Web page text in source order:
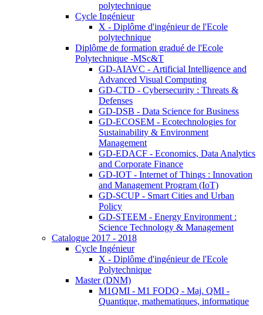
polytechnique
Cycle Ingénieur
X - Diplôme d'ingénieur de l'Ecole
polytechnique
Diplôme de formation gradué de l'Ecole
Polytechnique -MSc&T
GD-AIAVC - Artificial Intelligence and
Advanced Visual Computing
GD-CTD - Cybersecurity : Threats &
Defenses
GD-DSB - Data Science for Business
GD-ECOSEM - Ecotechnologies for
Sustainability & Environment
Management
GD-EDACF - Economics, Data Analytics
and Corporate Finance
GD-IOT - Internet of Things : Innovation
and Management Program (IoT)
GD-SCUP - Smart Cities and Urban
Policy
GD-STEEM - Energy Environment :
Science Technology & Management
Catalogue 2017 - 2018
Cycle Ingénieur
X - Diplôme d'ingénieur de l'Ecole
Polytechnique
Master (DNM)
M1QMI - M1 FODQ - Maj. QMI -
Quantique, mathematiques, informatique